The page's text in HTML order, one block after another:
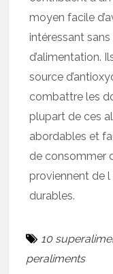
moyen facile
intéressant
d’alimentation.
source
combattre les
plupart de ces
abordables et
de consommer
proviennent de l
durables.
10
peraliments